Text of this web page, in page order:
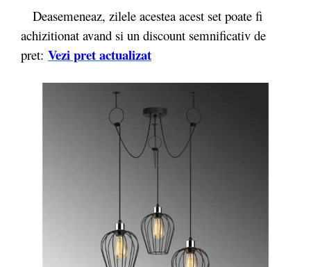
Deasemeneaz, zilele acestea acest set poate fi
achizitionat avand si un discount semnificativ de
pret: Vezi pret actualizat